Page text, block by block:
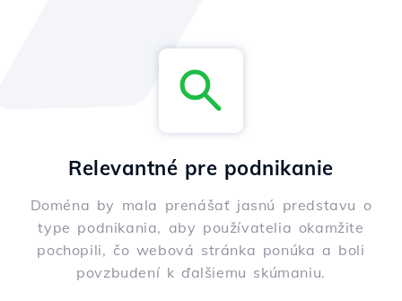
Relevantné pre podnikanie
Doména by mala prenášať jasnú predstavu o
type podnikania, aby používatelia okamžite
pochopili, čo webová stránka ponúka a boli
povzbudení k ďalšiemu skúmaniu.